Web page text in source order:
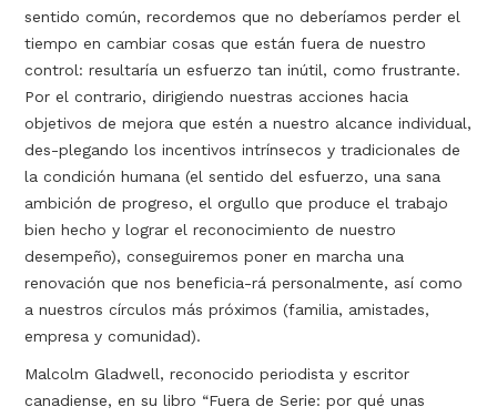
sentido común, recordemos que no deberíamos perder el
tiempo en cambiar cosas que están fuera de nuestro
control: resultaría un esfuerzo tan inútil, como frustrante.
Por el contrario, dirigiendo nuestras acciones hacia
objetivos de mejora que estén a nuestro alcance individual,
des-plegando los incentivos intrínsecos y tradicionales de
la condición humana (el sentido del esfuerzo, una sana
ambición de progreso, el orgullo que produce el trabajo
bien hecho y lograr el reconocimiento de nuestro
desempeño), conseguiremos poner en marcha una
renovación que nos beneficia-rá personalmente, así como
a nuestros círculos más próximos (familia, amistades,
empresa y comunidad).
Malcolm Gladwell, reconocido periodista y escritor
canadiense, en su libro “Fuera de Serie: por qué unas